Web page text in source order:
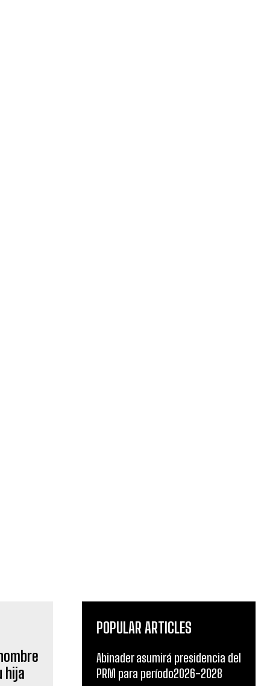
hija
POPULAR ARTICLES
Abinader asumirá presidencia del
PRM para período2026-2028